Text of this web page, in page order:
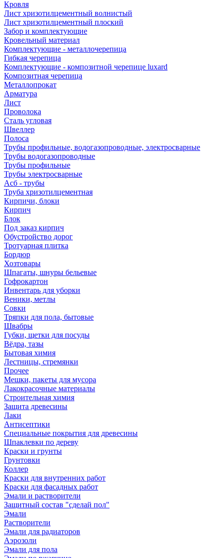
Кровля
Лист хризотилцементный волнистый
Лист хризотилцементный плоский
Забор и комплектующие
Кровельный материал
Комплектующие - металлочерепица
Гибкая черепица
Комплектующие - композитной черепице luxard
Композитная черепица
Металлопрокат
Арматура
Лист
Проволока
Сталь угловая
Швеллер
Полоса
Трубы профильные, водогазопроводные, электросварные
Трубы водогазопроводные
Трубы профильные
Трубы электросварные
Асб - трубы
Труба хризотилцементная
Кирпичи, блоки
Кирпич
Блок
Под заказ кирпич
Обустройство дорог
Тротуарная плитка
Бордюр
Хозтовары
Шпагаты, шнуры бельевые
Гофрокартон
Инвентарь для уборки
Веники, метлы
Совки
Тряпки для пола, бытовые
Швабры
Губки, щетки для посуды
Вёдра, тазы
Бытовая химия
Лестницы, стремянки
Прочее
Мешки, пакеты для мусора
Лакокрасочные материалы
Строительная химия
Защита древесины
Лаки
Антисептики
Специальные покрытия для древесины
Шпаклевки по дереву
Краски и грунты
Грунтовки
Коллер
Краски для внутренних работ
Краски для фасадных работ
Эмали и растворители
Защитный состав "сделай пол"
Эмали
Растворители
Эмали для радиаторов
Аэрозоли
Эмали для пола